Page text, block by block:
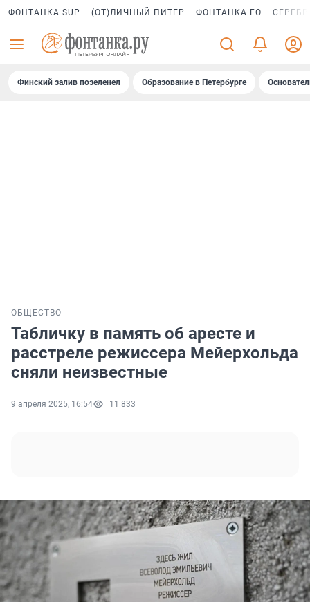
ФОНТАНКА SUP (ОТ)ЛИЧНЫЙ ПИТЕР ФОНТАНКА ГО
Финский залив позеленел Образование в Петербурге
ОБЩЕСТВО
Табличку в память об аресте и
расстреле режиссера Мейерхольда
сняли неизвестные
9 апреля 2025, 16:54 11 833